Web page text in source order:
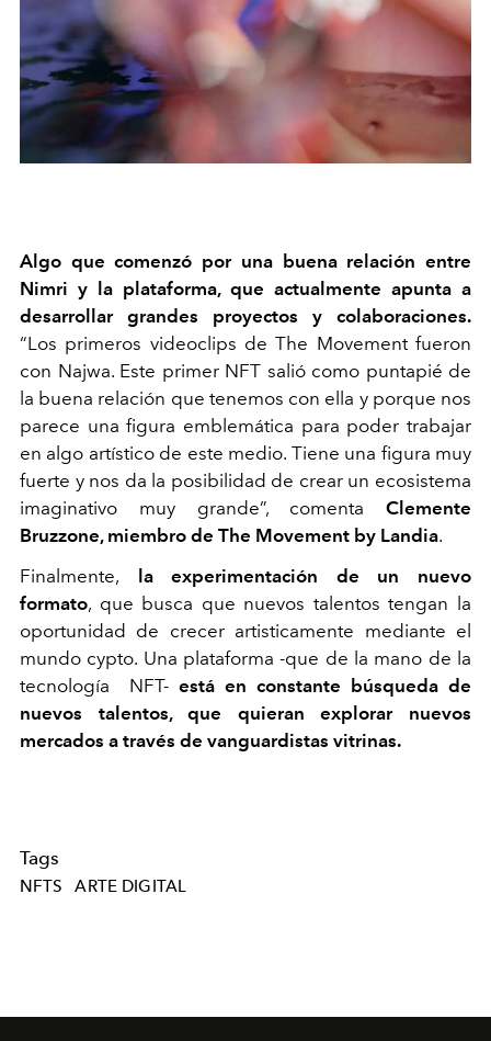
Algo que comenzó por una buena relación entre
Nimri y la plataforma, que actualmente apunta a
desarrollar grandes proyectos y colaboraciones.
“Los primeros videoclips de The Movement fueron
con Najwa. Este primer NFT salió como puntapié de
la buena relación que tenemos con ella y porque nos
parece una figura emblemática para poder trabajar
en algo artístico de este medio. Tiene una figura muy
fuerte y nos da la posibilidad de crear un ecosistema
imaginativo muy grande”, comenta Clemente
Bruzzone, miembro de The Movement by Landia.
Finalmente, la experimentación de un nuevo
formato, que busca que nuevos talentos tengan la
oportunidad de crecer artisticamente mediante el
mundo cypto. Una plataforma -que de la mano de la
tecnología NFT- está en constante búsqueda de
nuevos talentos, que quieran explorar nuevos
mercados a través de vanguardistas vitrinas.
Tags
NFTS ARTE DIGITAL